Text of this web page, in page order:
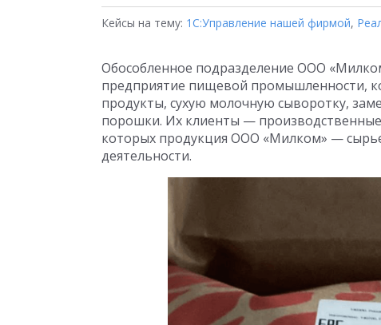
Кейсы на тему: 1С:Управление нашей фирмой,
Обособленное подразделение ООО
предприятие пищевой промышленности,
продукты, сухую молочную сыворотку,
порошки. Их клиенты —
которых продукция ООО «Милком» —
деятельности.